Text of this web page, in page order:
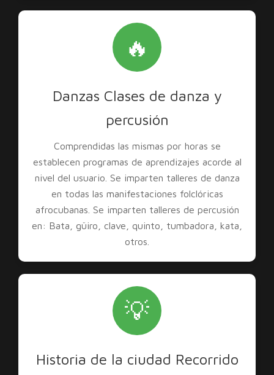
🔥
Danzas Clases de danza y
percusión
Comprendidas las mismas por horas se
establecen programas de aprendizajes acorde al
nivel del usuario. Se imparten talleres de danza
en todas las manifestaciones folclóricas
afrocubanas. Se imparten talleres de percusión
en: Bata, güiro, clave, quinto, tumbadora, kata,
otros.
💡
Historia de la ciudad Recorrido